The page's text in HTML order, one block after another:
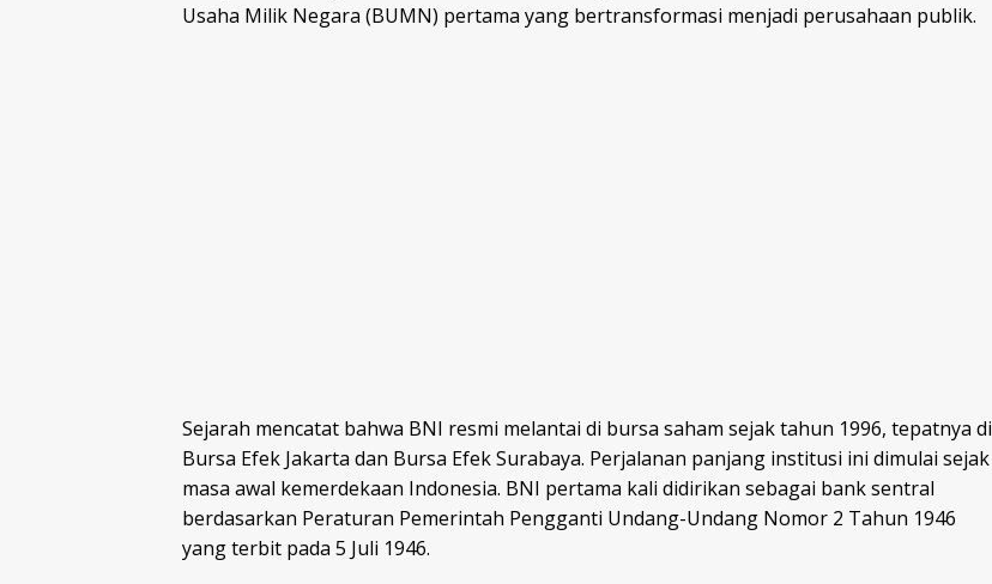
Usaha Milik Negara (BUMN) pertama yang bertransformasi menjadi perusahaan publik.
Sejarah mencatat bahwa BNI resmi melantai di bursa saham sejak tahun 1996, tepatnya di
Bursa Efek Jakarta dan Bursa Efek Surabaya. Perjalanan panjang institusi ini dimulai sejak
masa awal kemerdekaan Indonesia. BNI pertama kali didirikan sebagai bank sentral
berdasarkan Peraturan Pemerintah Pengganti Undang-Undang Nomor 2 Tahun 1946
yang terbit pada 5 Juli 1946.